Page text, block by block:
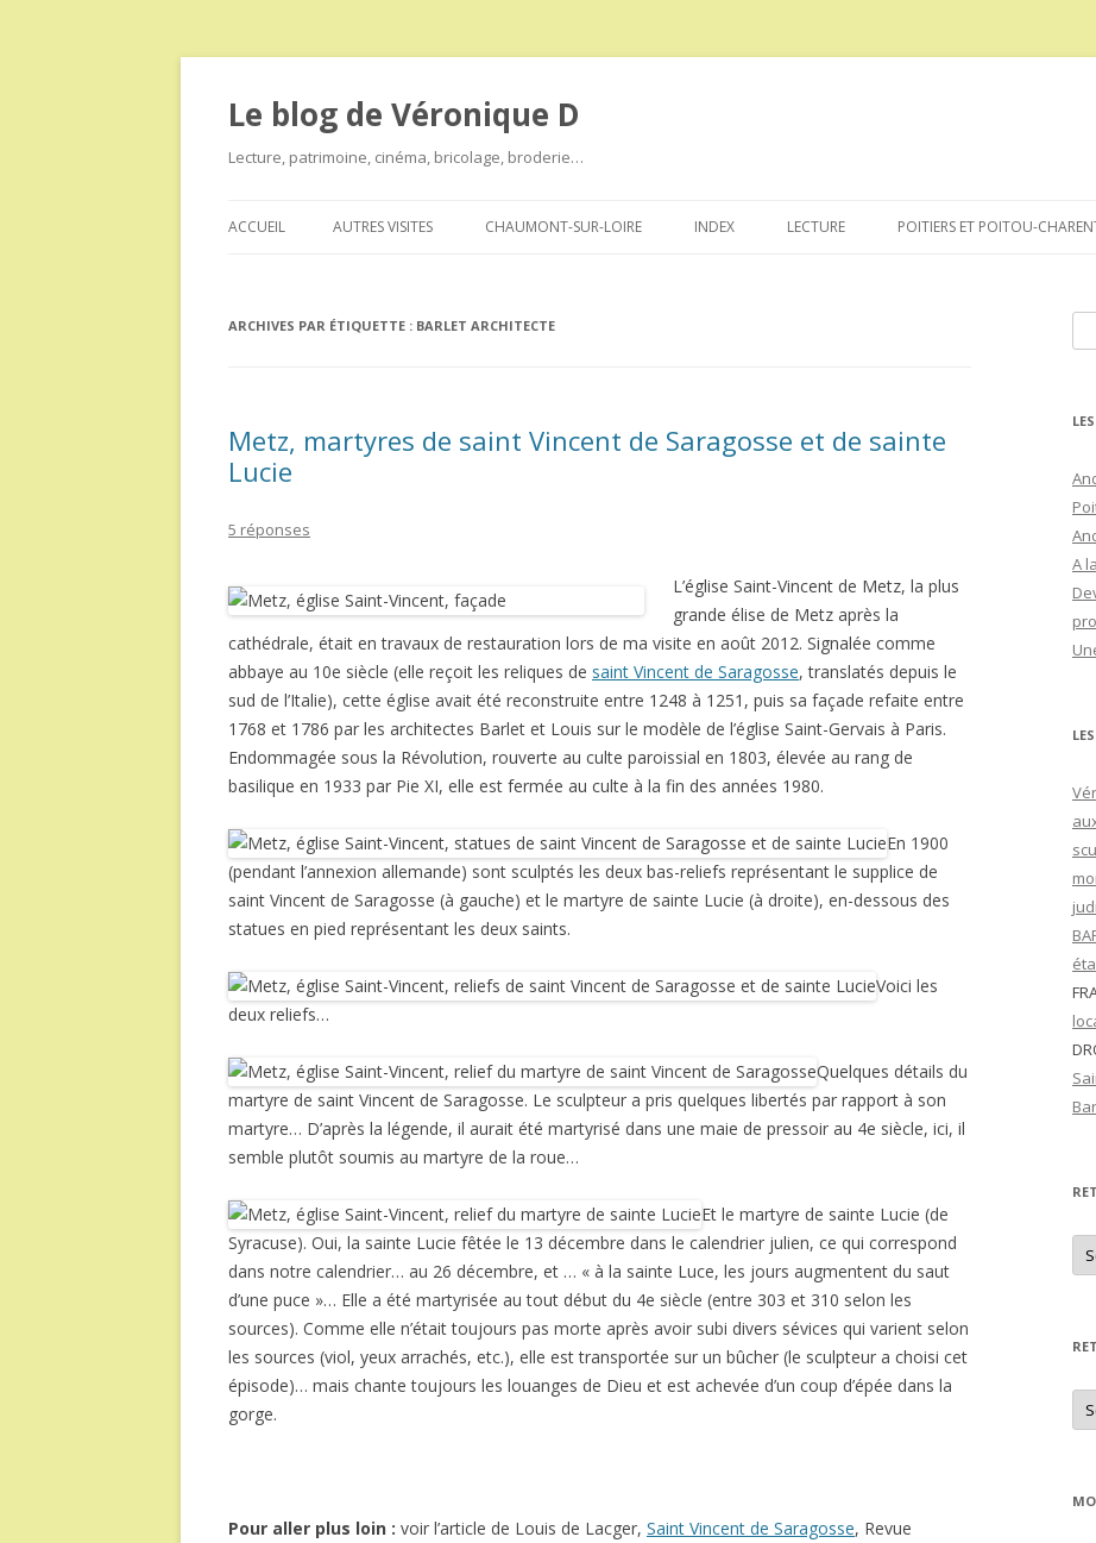
Le blog de Véronique D
Lecture, patrimoine, cinéma, bricolage, broderie…
au
ACCUEIL AUTRES VISITES CHAUMONT-SUR-LOIRE INDEX LECTURE POITIERS ET POITOU-
ARCHIVES PAR ÉTIQUETTE : BARLET ARCHITECTE
Metz, martyres de saint Vincent de Saragosse et de sainte
Lucie
5 réponses
L’église Saint-Vincent de Metz, la plus
grande élise de Metz après la
cathédrale, était en travaux de restauration lors de ma visite en août 2012. Signalée comme
abbaye au 10e siècle (elle reçoit les reliques de saint Vincent de Saragosse, translatés depuis le
sud de l’Italie), cette église avait été reconstruite entre 1248 à 1251, puis sa façade refaite entre
1768 et 1786 par les architectes Barlet et Louis sur le modèle de l’église Saint-Gervais à Paris.
Endommagée sous la Révolution, rouverte au culte paroissial en 1803, élevée au rang de
basilique en 1933 par Pie XI, elle est fermée au culte à la fin des années 1980.
En 1900
(pendant l’annexion allemande) sont sculptés les deux bas-reliefs représentant le supplice de
saint Vincent de Saragosse (à gauche) et le martyre de sainte Lucie (à droite), en-dessous des
statues en pied représentant les deux saints.
Voici les
deux reliefs…
Quelques détails du
martyre de saint Vincent de Saragosse. Le sculpteur a pris quelques libertés par rapport à son
martyre… D’après la légende, il aurait été martyrisé dans une maie de pressoir au 4e siècle, ici, il
semble plutôt soumis au martyre de la roue…
Et le martyre de sainte Lucie (de
Syracuse). Oui, la sainte Lucie fêtée le 13 décembre dans le calendrier julien, ce qui correspond
dans notre calendrier… au 26 décembre, et … « à la sainte Luce, les jours augmentent du saut
d’une puce »… Elle a été martyrisée au tout début du 4e siècle (entre 303 et 310 selon les
sources). Comme elle n’était toujours pas morte après avoir subi divers sévices qui varient selon
les sources (viol, yeux arrachés, etc.), elle est transportée sur un bûcher (le sculpteur a choisi cet
épisode)… mais chante toujours les louanges de Dieu et est achevée d’un coup d’épée dans la
gorge.
Pour aller plus loin : voir l’article de Louis de Lacger, Saint Vincent de Saragosse, Revue
A
un
les